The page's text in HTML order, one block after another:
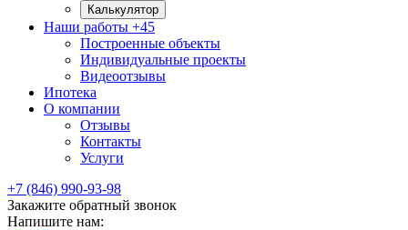
Калькулятор
Наши работы +45
Построенные объекты
Индивидуальные проекты
Видеоотзывы
Ипотека
О компании
Отзывы
Контакты
Услуги
+7 (846) 990-93-98
Закажите обратный звонок
Напишите нам: